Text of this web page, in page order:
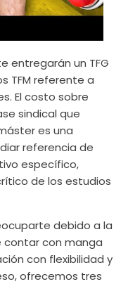
entregarán un TFG
TFM referente a
El costo sobre
sindical que
es una
referencia de
específico,
de los estudios
debido a la
contar con manga
con flexibilidad y
ofrecemos tres